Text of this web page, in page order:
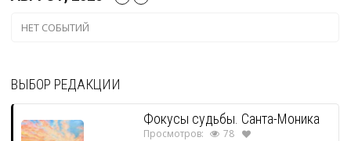
НЕТ СОБЫТИЙ
ВЫБОР РЕДАКЦИИ
Фокусы судьбы. Санта-Моника
Просмотров: 78